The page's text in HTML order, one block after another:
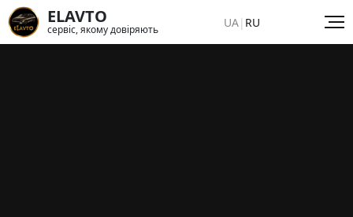
ELAVTO
сервіс, якому довіряють UA| RU